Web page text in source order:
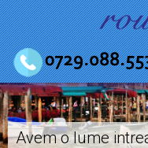
Avem o lume